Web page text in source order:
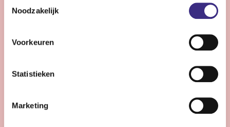
Noodzakelijk
Voorkeuren
Statistieken
Marketing
Stiens
24 - 30 uur | Voltijds, Onbepaalde tijd
Ben jij een persoonlijk begeleider die energie krijgt van
complexe zorg en kleine successen groots weet te
Bekijk vacature